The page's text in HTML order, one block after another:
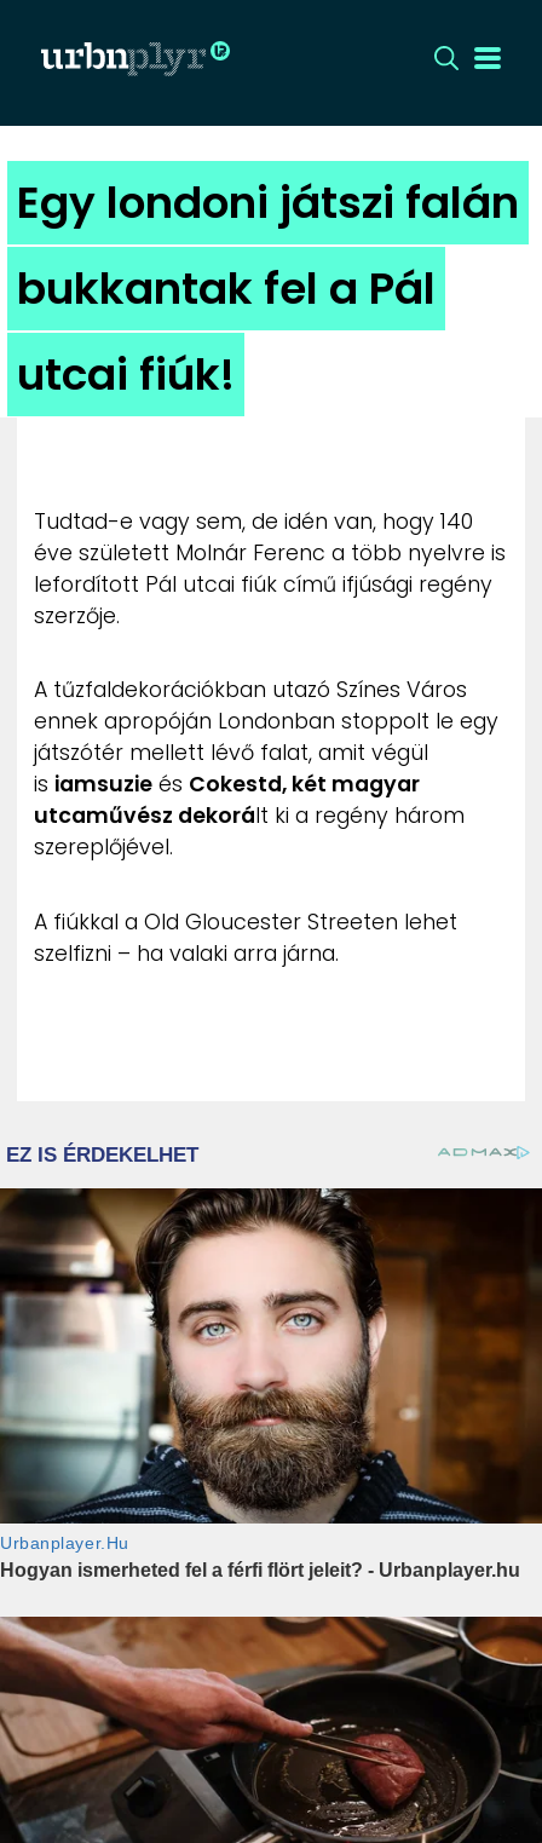
CÍMLAP
DIZÁJN
DIVAT
HIP
UTCA
ZENE
ADATKEZELÉSI TÁJÉKOZTATÓ
Egy londoni játszi falán
bukkantak fel a Pál
utcai fiúk!
Tudtad-e vagy sem, de idén van, hogy 140
éve született Molnár Ferenc a több nyelvre is
lefordított Pál utcai fiúk című ifjúsági regény
szerzője.
A tűzfaldekorációkban utazó Színes Város
ennek apropóján Londonban stoppolt le egy
játszótér mellett lévő falat, amit végül
is iamsuzie és Cokestd, két magyar
utcaművész dekorált ki a regény három
szereplőjével.
A fiúkkal a Old Gloucester Streeten lehet
szelfizni – ha valaki arra járna.